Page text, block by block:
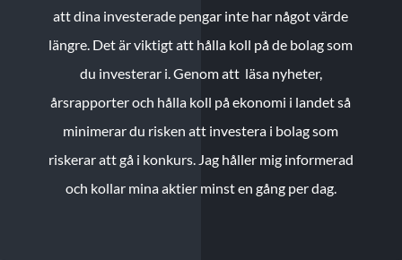
att dina investerade pengar inte har något värde
längre. Det är viktigt att hålla koll på de bolag som
du investerar i. Genom att läsa nyheter,
årsrapporter och hålla koll på ekonomi i landet så
minimerar du risken att investera i bolag som
riskerar att gå i konkurs. Jag håller mig informerad
och kollar mina aktier minst en gång per dag.